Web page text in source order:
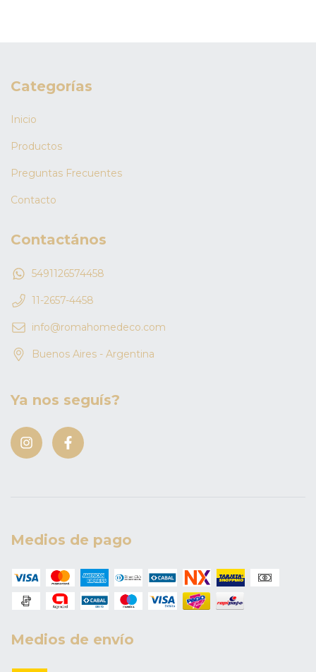
Categorías
Inicio
Productos
Preguntas Frecuentes
Contacto
Contactános
5491126574458
11-2657-4458
info@romahomedeco.com
Buenos Aires - Argentina
Ya nos seguís?
Medios de pago
Medios de envío